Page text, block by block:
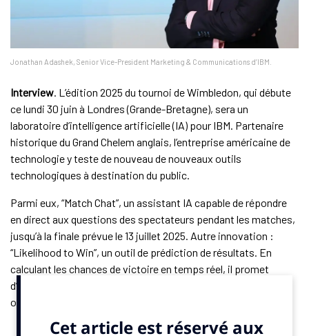
Jonathan Adashek, Senior Vice-President Marketing & Communications d’IBM.
Interview. L’édition 2025 du tournoi de Wimbledon, qui débute
ce lundi 30 juin à Londres (Grande-Bretagne), sera un
laboratoire d’intelligence artificielle (IA) pour IBM. Partenaire
historique du Grand Chelem anglais, l’entreprise américaine de
technologie y teste de nouveau de nouveaux outils
technologiques à destination du public.
Parmi eux, “Match Chat”, un assistant IA capable de répondre
en direct aux questions des spectateurs pendant les matches,
jusqu’à la finale prévue le 13 juillet 2025. Autre innovation :
“Likelihood to Win”, un outil de prédiction de résultats. En
calculant les chances de victoire en temps réel, il promet
d’enrichir le suivi des matches… au risque d’embêter er les
opérateurs de paris sportifs.
De passage au salon Vivatech en juin à Paris, Jonathan